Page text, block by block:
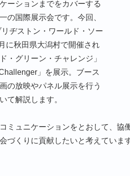
ーションまでをカバーする
の国際展示会です。今回、
ヂストン・ワールド・ソー
に秋田県大潟村で開催され
・グリーン・チャレンジ」
」を展示。ブース
の放映やパネル展示を行う
て解説します。
ミュニケーションをとおして、
づくりに貢献したいと考えてい